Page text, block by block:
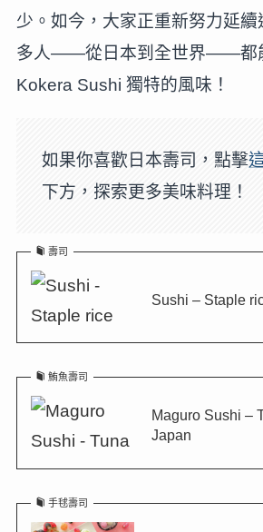
少。如今，大家正重新努力延
多人——從日本到全世界——都
Kokera Sushi 獨特的風味！
如果你喜歡日本壽司，點擊
下方，探索更多美味料理！
壽司
Sushi – Staple
鮪魚壽司
Maguro Sushi –
Japan
手毬壽司